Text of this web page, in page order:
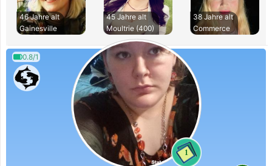
46 Jahre alt
Gainesville
45 Jahre alt
Moultrie (400)
38 Jahre alt
Commerce
0.8/1
1